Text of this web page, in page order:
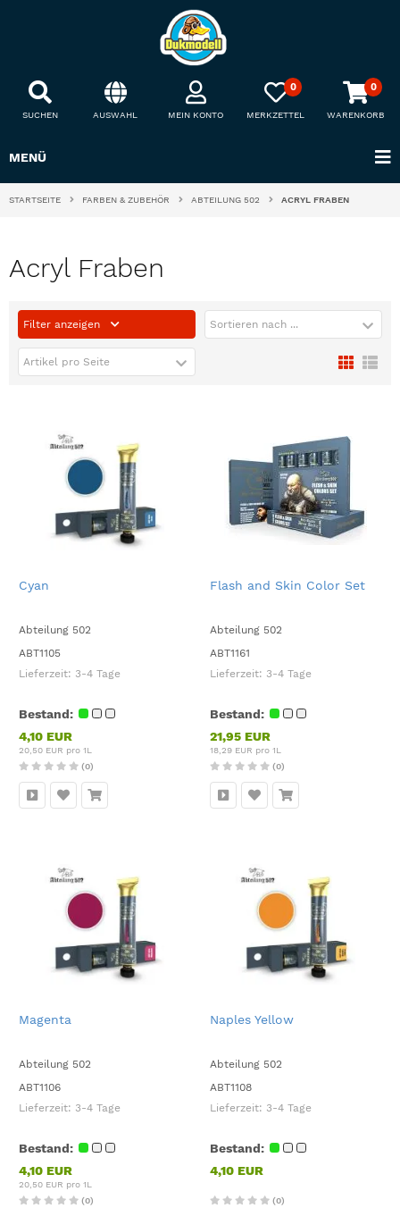
SUCHEN AUSWAHL MEIN KONTO
0
MERKZETTEL
0
WARENKORB
MENÜ
STARTSEITE FARBEN & ZUBEHÖR ABTEILUNG 502 ACRYL FRABEN
Acryl Fraben
Filter anzeigen Sortieren nach ...
Artikel pro Seite
Cyan
Abteilung 502
ABT1105
Lieferzeit: 3-4 Tage
Bestand:
4,10 EUR
20,50 EUR pro 1L
(0)
Flash and Skin Color Set
Abteilung 502
ABT1161
Lieferzeit: 3-4 Tage
Bestand:
21,95 EUR
18,29 EUR pro 1L
(0)
Magenta
Abteilung 502
ABT1106
Lieferzeit: 3-4 Tage
Bestand:
4,10 EUR
20,50 EUR pro 1L
(0)
Naples Yellow
Abteilung 502
ABT1108
Lieferzeit: 3-4 Tage
Bestand:
4,10 EUR
(0)